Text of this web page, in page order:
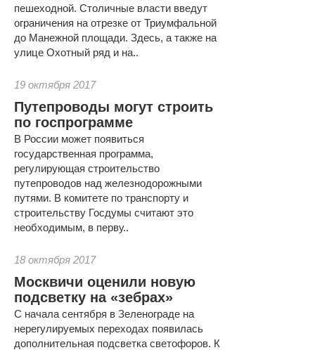
пешеходной. Столичные власти введут
ограничения на отрезке от Триумфальной
до Манежной площади. Здесь, а также на
улице Охотный ряд и на..
19 октября 2017
Путепроводы могут строить
по госпрограмме
В России может появиться
государственная программа,
регулирующая строительство
путепроводов над железнодорожными
путями. В комитете по транспорту и
строительству Госдумы считают это
необходимым, в перву..
18 октября 2017
Москвичи оценили новую
подсветку на «зебрах»
С начала сентября в Зеленограде на
нерегулируемых переходах появилась
дополнительная подсветка светофоров. К